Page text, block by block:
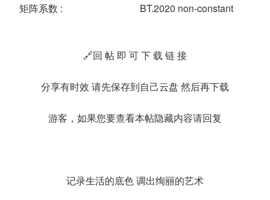
矩阵系数 :
BT.2020 non-constant
🔗回 帖 即 可 下 载 链 接
分享有时效 请先保存到自己云盘 然后再下载
游客，如果您要查看本帖隐藏内容请回复
记录生活的底色 调出绚丽的艺术